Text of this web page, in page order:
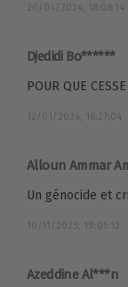
20/04/2024, 18:08:14
Djedidi Bo******
POUR QUE
12/01/2024, 16:27:04
Alloun Ammar
Un génocide et
10/11/2023, 19:05:12
Azeddine Al***n